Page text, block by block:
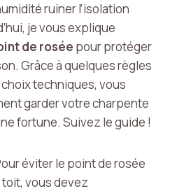
ruiner l’isolation
je vous explique
de rosée pour protéger
Grâce à quelques règles
techniques, vous
garder votre charpente
fortune. Suivez le guide !
éviter le point de rosée
toit, vous devez